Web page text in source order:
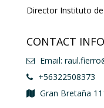
Director Instituto
CONTACT
Email:
+56322508373
Gran Bretaña